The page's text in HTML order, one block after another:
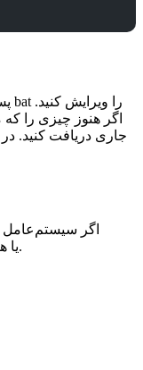
اگر هنوز چیزی را
جاری دریافت کنید.
اگر سیستم‌عامل
بررسی کنید. اگر HiveOS یا هر سیستم‌عامل دیگری دارید - به کنسول ماینر بروید و به گزارش‌های آنچه در ماینر اتفاق می‌افتد نگاه کنید. پس از آن، تنظیمات ماینر خود را دوباره بررسی کنید.